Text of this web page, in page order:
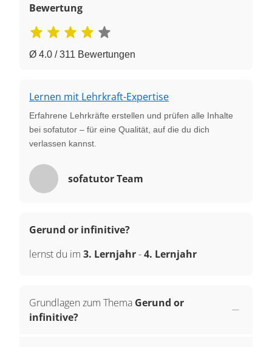
Bewertung
Ø 4.0 / 311 Bewertungen
Lernen mit Lehrkraft-Expertise
Erfahrene Lehrkräfte erstellen und prüfen alle Inhalte
bei sofatutor – für eine Qualität, auf die du dich
verlassen kannst.
sofatutor Team
Gerund or infinitive?
lernst du im 3. Lernjahr-4. Lernjahr
Grundlagen zum Thema Gerund or
infinitive?